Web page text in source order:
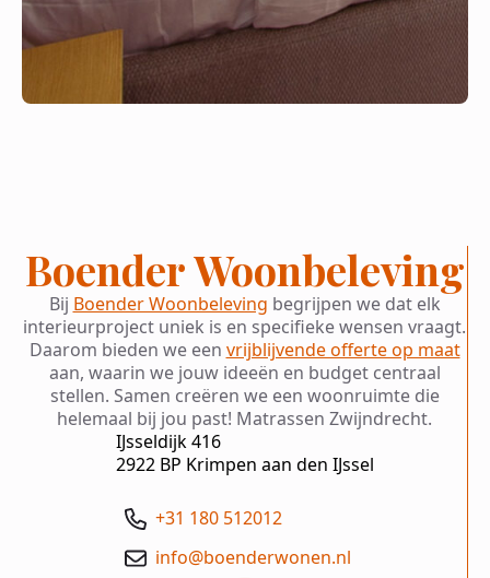
Boender Woonbeleving
Bij Boender Woonbeleving begrijpen we dat elk
interieurproject uniek is en specifieke wensen vraagt.
Daarom bieden we een vrijblijvende offerte op maat
aan, waarin we jouw ideeën en budget centraal
stellen. Samen creëren we een woonruimte die
helemaal bij jou past! Matrassen Zwijndrecht.
IJsseldijk 416
2922 BP Krimpen aan den IJssel
+31 180 512012
info@boenderwonen.nl